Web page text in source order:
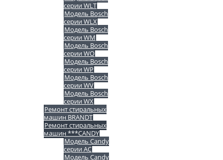
серии WLT
Модель Bosch
серии WLX
Модель Bosch
серии WM
Модель Bosch
серии WO
Модель Bosch
серии WP
Модель Bosch
серии WV
Модель Bosch
серии WX
Ремонт стиральных
машин BRANDT
Ремонт стиральных
машин ***CANDY
Модель Candy
серии AC
Модель Candy